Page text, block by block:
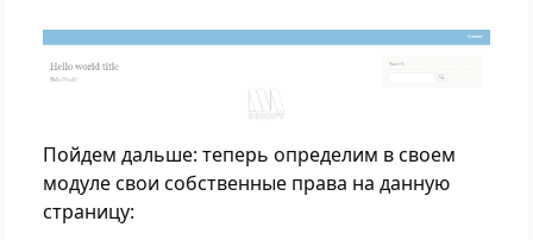
Пойдем дальше: теперь определим в своем
модуле свои собственные права на данную
страницу: